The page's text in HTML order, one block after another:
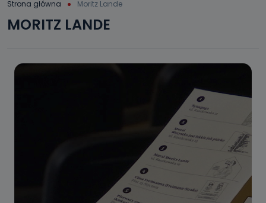
Strona główna Moritz Lande
MORITZ LANDE